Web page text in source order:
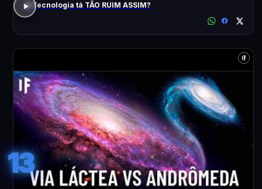
A Tecnologia tá TÃO RUIM ASSIM?
13